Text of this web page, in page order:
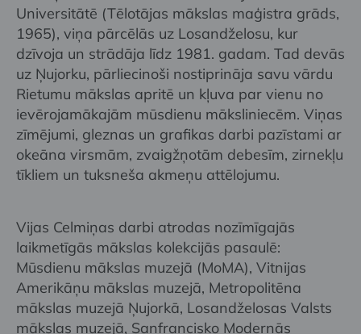
Universitātē (Tēlotājas mākslas maģistra grāds,
1965), viņa pārcēlās uz Losandželosu, kur
dzīvoja un strādāja līdz 1981. gadam. Tad devās
uz Ņujorku, pārliecinoši nostiprināja savu vārdu
Rietumu mākslas apritē un kļuva par vienu no
ievērojamākajām mūsdienu māksliniecēm. Viņas
zīmējumi, gleznas un grafikas darbi pazīstami ar
okeāna virsmām, zvaigžņotām debesīm, zirnekļu
tīkliem un tuksneša akmeņu attēlojumu.
Vijas Celmiņas darbi atrodas nozīmīgajās
laikmetīgās mākslas kolekcijās pasaulē:
Mūsdienu mākslas muzejā (MoMA), Vitnijas
Amerikāņu mākslas muzejā, Metropolitēna
mākslas muzejā Ņujorkā, Losandželosas Valsts
mākslas muzejā, Sanfrancisko Modernās